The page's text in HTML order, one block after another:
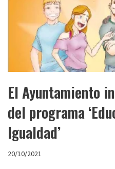
El Ayuntamiento
del programa
Igualdad’
20/10/2021